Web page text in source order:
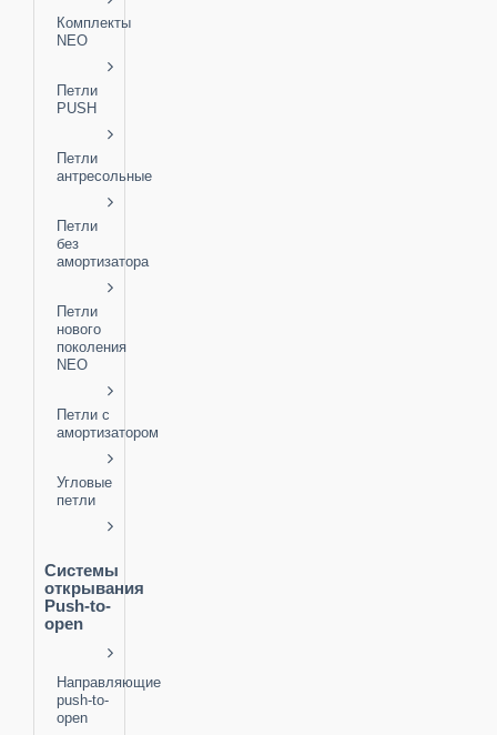
Комплекты
NEO
Петли
PUSH
Петли
антресольные
Петли
без
амортизатора
Петли
нового
поколения
NEO
Петли с
амортизатором
Угловые
петли
Системы
открывания
Push-to-
open
Направляющие
push-to-
open